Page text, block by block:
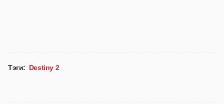
Тэги: Destiny 2